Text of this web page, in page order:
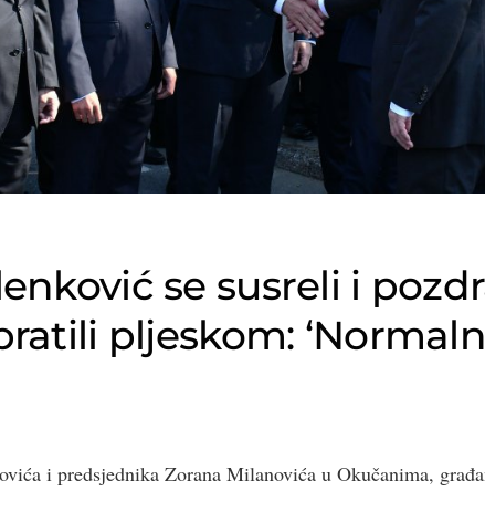
se susreli i
pljeskom:
i predsjednika Zorana Milanovića u Okučanima,